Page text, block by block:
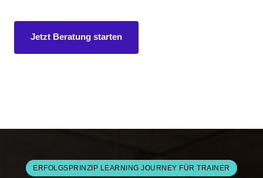
Jetzt Beratung starten
ERFOLGSPRINZIP LEARNING JOURNEY FÜR TRAINER